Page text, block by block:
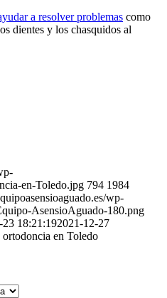
a resolver problemas como
dientes y los chasquidos al
en-Toledo.jpg 794 1984
wp-
AsensioAguado-180.png
23 18:21:192021-12-27
en Toledo